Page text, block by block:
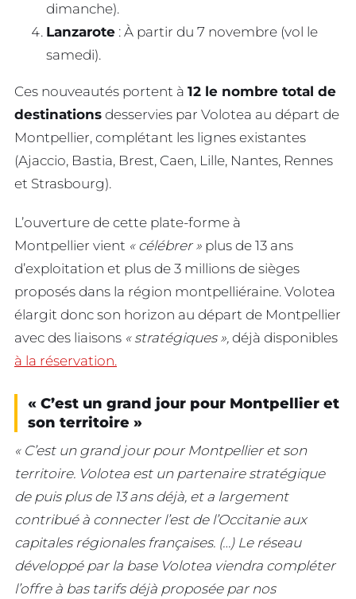
dimanche).
Lanzarote : À partir du 7 novembre (vol le
samedi).
Ces nouveautés portent à 12 le nombre total de
destinations desservies par Volotea au départ de
Montpellier, complétant les lignes existantes
(Ajaccio, Bastia, Brest, Caen, Lille, Nantes, Rennes
et Strasbourg).
L’ouverture de cette plate-forme à
Montpellier vient « célébrer » plus de 13 ans
d’exploitation et plus de 3 millions de sièges
proposés dans la région montpelliéraine. Volotea
élargit donc son horizon au départ de Montpellier
avec des liaisons « stratégiques », déjà disponibles
à la réservation.
« C’est un grand jour pour Montpellier et
son territoire »
« C’est un grand jour pour Montpellier et son
territoire. Volotea est un partenaire stratégique
de puis plus de 13 ans déjà, et a largement
contribué à connecter l’est de l’Occitanie aux
capitales régionales françaises. (…) Le réseau
développé par la base Volotea viendra compléter
l’offre à bas tarifs déjà proposée par nos